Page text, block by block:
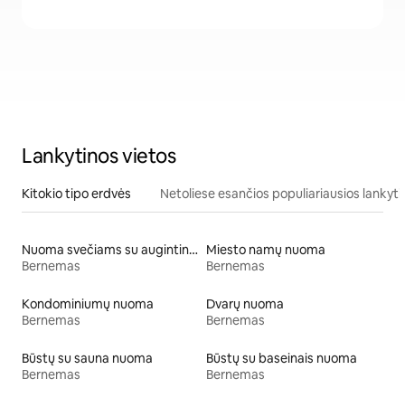
Lankytinos vietos
Kitokio tipo erdvės Netoliese esančios populiariausios
Nuoma svečiams su augintiniais
Bernemas
Miesto namų nuoma
Bernemas
Kondominiumų nuoma
Bernemas
Dvarų nuoma
Bernemas
Būstų su sauna nuoma
Bernemas
Būstų su baseinais nuoma
Bernemas